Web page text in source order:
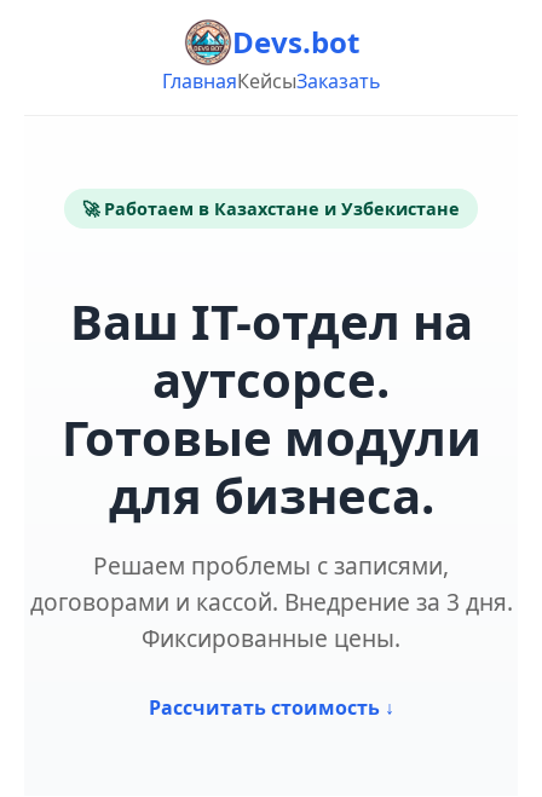
Devs.bot
ГлавнаяКейсыЗаказать
🚀 Работаем в Казахстане и Узбекистане
Ваш IT-отдел на
аутсорсе.
Готовые модули
для бизнеса.
Решаем проблемы с записями,
договорами и кассой. Внедрение за 3 дня.
Фиксированные цены.
Рассчитать стоимость ↓